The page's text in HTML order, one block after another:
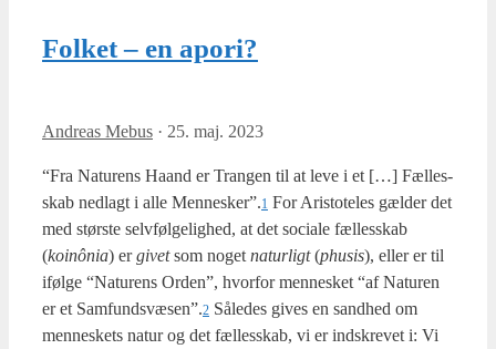
Folket – en apori?
Andreas Mebus · 25. maj. 2023
“Fra Natu­rens Haand er Tran­gen til at leve i et […] Fæl­les­
skab ned­lagt i alle Mennesker”.1 For Ari­sto­te­les gæl­der det
med stør­ste selv­føl­ge­lig­hed, at det soci­a­le fæl­les­skab
(koinô­nia) ergivetsom noget natur­ligt(phu­sis), eller er til
iføl­ge “Natu­rens Orden”, hvor­for men­ne­sket “af Natu­ren
er et Samfundsvæsen”.2 Såle­des gives en sand­hed om
men­ne­skets natur og det fæl­les­skab, vi er ind­skre­vet i: Vi